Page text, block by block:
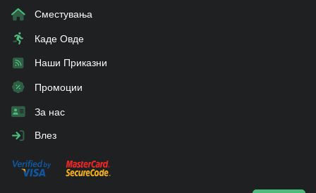
Сместувања
Каде Овде
Наши Приказни
Промоции
За нас
Влез